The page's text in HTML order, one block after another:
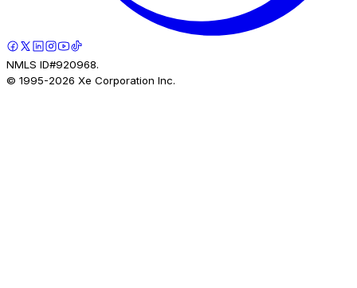
NMLS ID#920968.
© 1995-2026 Xe Corporation Inc.